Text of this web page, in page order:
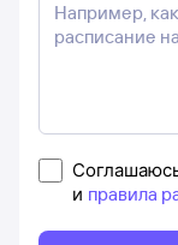
и правила